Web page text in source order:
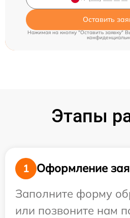
Оставить
Нажимая на кнопку "Оставить заявку"
Этапы
1
Оформление
Заполните форму
или позвоните нам